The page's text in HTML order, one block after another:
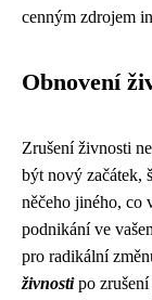
cenným zdrojem
Obnovení
Zrušení živnosti
být nový začátek,
něčeho jiného, co
podnikání ve
pro radikální
živnostipo zrušení